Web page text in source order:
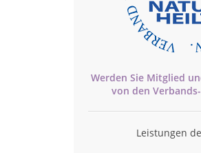
Werden Sie Mitglied
von den Verbands-
Leistungen